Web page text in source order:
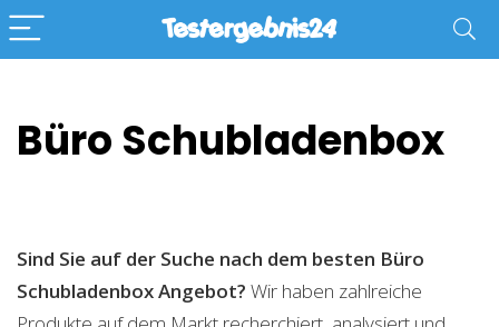
Büro Schubladenbox
Sind Sie auf der Suche nach dem besten Büro
SchubladenboxAngebot? Wir haben zahlreiche